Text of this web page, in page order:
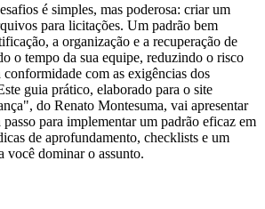
é simples, mas poderosa: criar um
para licitações. Um padrão bem
a organização e a recuperação de
o tempo da sua equipe, reduzindo o risco
conformidade com as exigências dos
guia prático, elaborado para o site
do Renato Montesuma, vai apresentar
para implementar um padrão eficaz em
de aprofundamento, checklists e um
você dominar o assunto.